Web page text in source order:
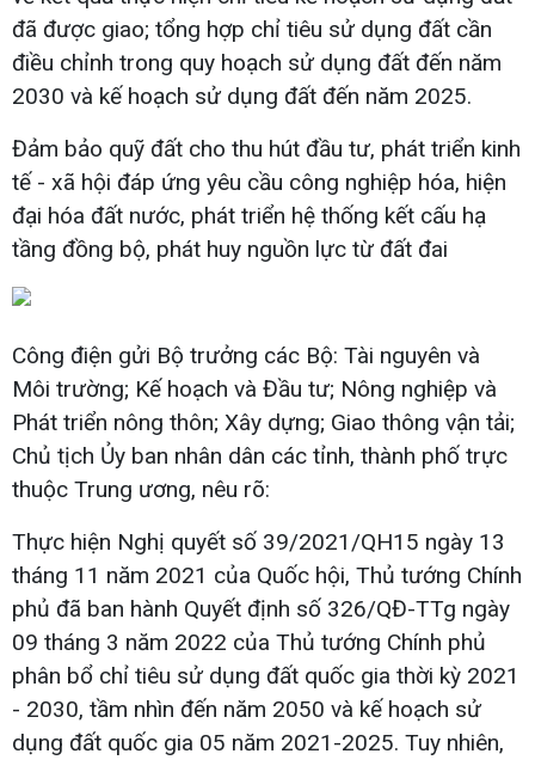
đã được giao; tổng hợp chỉ tiêu sử dụng đất cần
điều chỉnh trong quy hoạch sử dụng đất đến năm
2030 và kế hoạch sử dụng đất đến năm 2025.
Đảm bảo quỹ đất cho thu hút đầu tư, phát triển kinh
tế - xã hội đáp ứng yêu cầu công nghiệp hóa, hiện
đại hóa đất nước, phát triển hệ thống kết cấu hạ
tầng đồng bộ, phát huy nguồn lực từ đất đai
Công điện gửi Bộ trưởng các Bộ: Tài nguyên và
Môi trường; Kế hoạch và Đầu tư; Nông nghiệp và
Phát triển nông thôn; Xây dựng; Giao thông vận tải;
Chủ tịch Ủy ban nhân dân các tỉnh, thành phố trực
thuộc Trung ương, nêu rõ:
Thực hiện Nghị quyết số 39/2021/QH15 ngày 13
tháng 11 năm 2021 của Quốc hội, Thủ tướng Chính
phủ đã ban hành Quyết định số 326/QĐ-TTg ngày
09 tháng 3 năm 2022 của Thủ tướng Chính phủ
phân bổ chỉ tiêu sử dụng đất quốc gia thời kỳ 2021
- 2030, tầm nhìn đến năm 2050 và kế hoạch sử
dụng đất quốc gia 05 năm 2021-2025. Tuy nhiên,